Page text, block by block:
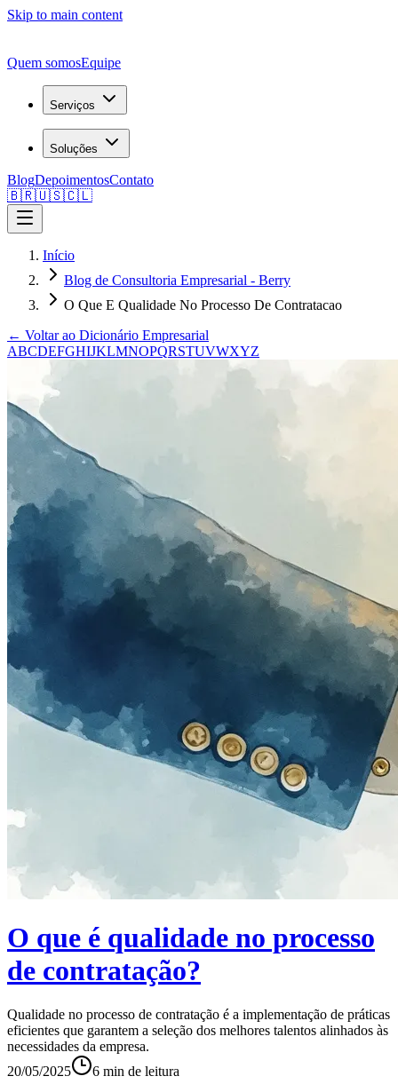
Skip to main content
Quem somosEquipe
Serviços
Soluções
BlogDepoimentosContato
🇧🇷🇺🇸🇨🇱
Início
Blog de Consultoria Empresarial - Berry
O Que E Qualidade No Processo De Contratacao
← Voltar ao Dicionário Empresarial
ABCDEFGHIJKLMNOPQRSTUVWXYZ
O que é qualidade no processo
de contratação?
Qualidade no processo de contratação é a implementação de práticas
eficientes que garantem a seleção dos melhores talentos alinhados às
necessidades da empresa.
20/05/2025
6 min de leitura